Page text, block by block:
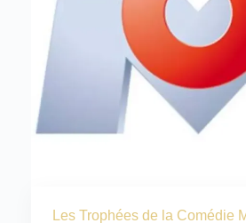
Les Trophées de la Comédie